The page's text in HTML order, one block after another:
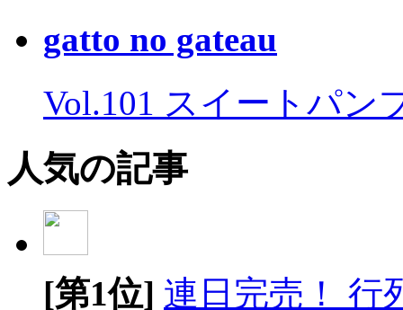
gatto no gateau
Vol.101 スイートパン
人気の記事
[第1位] 連日完売！ 行